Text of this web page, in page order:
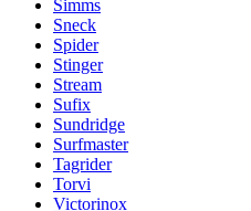
Simms
Sneck
Spider
Stinger
Stream
Sufix
Sundridge
Surfmaster
Tagrider
Torvi
Victorinox